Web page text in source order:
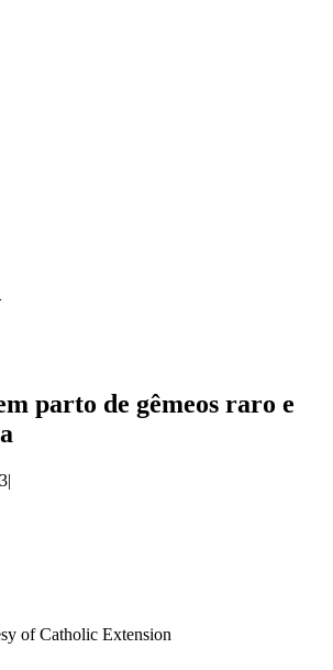
parto de gêmeos raro e
|
of Catholic Extension